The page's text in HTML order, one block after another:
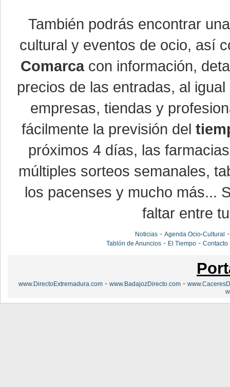
También podrás encontrar
cultural y eventos de ocio, así
Comarcacon información,
precios de las entradas, al
empresas, tiendas y
fácilmente la previsión del
próximos 4 días, las
múltiples sorteos semanales,
los pacenses y mucho más...
faltar entre
Noticias -Agenda Ocio-Cultural
Tablón de Anuncios - El Tiempo -Contacto
www.DirectoExtremadura.com - www.BadajozDirecto.com -